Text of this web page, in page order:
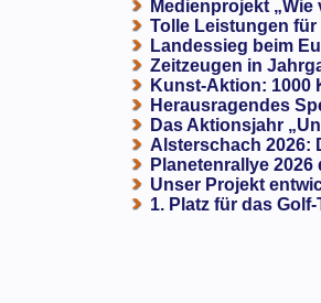
Medienprojekt
Tolle Leistungen
Landessieg beim
Zeitzeugen in
Kunst-Aktion: 1000
Herausragendes
Das Aktionsjahr
Alsterschach 2026:
Planetenrallye 2026
Unser Projekt
1. Platz für das